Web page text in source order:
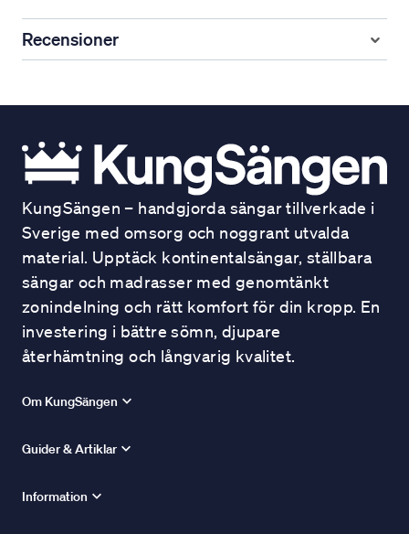
Recensioner
KungSängen – handgjorda sängar tillverkade i
Sverige med omsorg och noggrant utvalda
material. Upptäck kontinentalsängar, ställbara
sängar och madrasser med genomtänkt
zonindelning och rätt komfort för din kropp. En
investering i bättre sömn, djupare
återhämtning och långvarig kvalitet.
Om KungSängen
Guider & Artiklar
Information